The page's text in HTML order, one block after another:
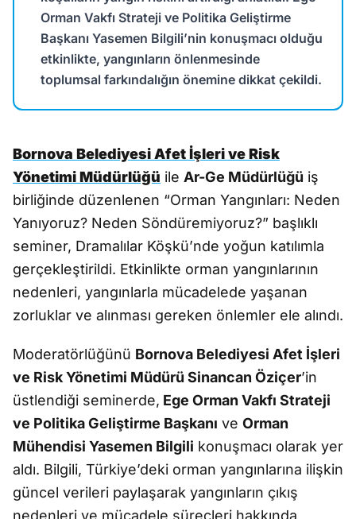
Orman Vakfı Strateji ve Politika Geliştirme
Başkanı Yasemen Bilgili’nin konuşmacı olduğu
etkinlikte, yangınların önlenmesinde
toplumsal farkındalığın önemine dikkat çekildi.
Bornova Belediyesi Afet İşleri ve Risk
Yönetimi Müdürlüğü ile Ar-Ge Müdürlüğü iş
birliğinde düzenlenen “Orman Yangınları: Neden
Yanıyoruz? Neden Söndüremiyoruz?” başlıklı
seminer, Dramalılar Köşkü’nde yoğun katılımla
gerçekleştirildi. Etkinlikte orman yangınlarının
nedenleri, yangınlarla mücadelede yaşanan
zorluklar ve alınması gereken önlemler ele alındı.
Moderatörlüğünü Bornova Belediyesi Afet İşleri
ve Risk Yönetimi Müdürü Sinancan Öziçer’in
üstlendiği seminerde, Ege Orman Vakfı Strateji
ve Politika Geliştirme Başkanı ve Orman
Mühendisi Yasemen Bilgili konuşmacı olarak yer
aldı. Bilgili, Türkiye’deki orman yangınlarına ilişkin
güncel verileri paylaşarak yangınların çıkış
nedenleri ve mücadele süreçleri hakkında